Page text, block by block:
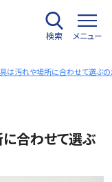
検索 メニュー
は汚れや場所に合わせて選ぶの
合わせて選ぶ